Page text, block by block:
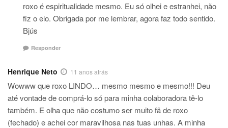
roxo é espiritualidade mesmo. Eu só olhei e estranhei, não
fiz o elo. Obrigada por me lembrar, agora faz todo sentido.
Bjús
Responder
Henrique Neto 11 anos atrás
Wowww que roxo LINDO… mesmo mesmo e mesmo!!! Deu
até vontade de comprá-lo só para minha colaboradora tê-lo
também. E olha que não costumo ser muito fã de roxo
(fechado) e achei cor maravilhosa nas tuas unhas. A minha